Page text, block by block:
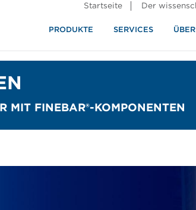
Startseite Der
PRODUKTE SERVICES
MIT FINEBAR®-KOMPONENTEN